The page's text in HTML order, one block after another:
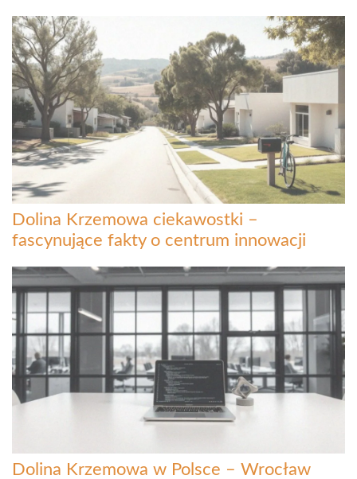
Dolina Krzemowa ciekawostki –
fascynujące fakty o centrum innowacji
Dolina Krzemowa w Polsce – Wrocław